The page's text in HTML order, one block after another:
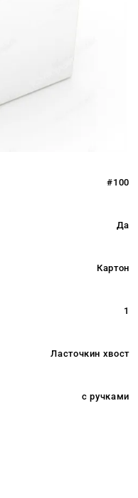
#100
Да
Картон
1
Ласточкин хвост
с ручками